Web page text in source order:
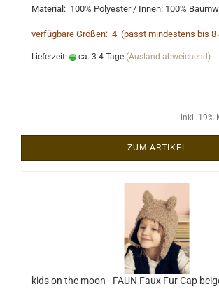
Material: 100% Polyester / Innen: 100%
verfügbare Größen: 4 (passt mindestens bis 8
Lieferzeit: ca. 3-4 Tage (Ausland abweichend)
inkl. 19%
ZUM ARTIKEL
kids on the moon - FAUN Faux Fur Cap